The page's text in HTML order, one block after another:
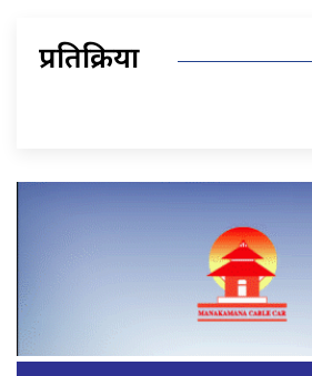
प्रतिक्रिया